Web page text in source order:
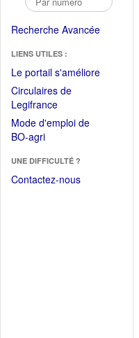
Recherche Avancée
LIENS UTILES :
Le portail s'améliore(Fichier
Circulaires de
Legifrance(Ouvrir
dans
une
fenêtre)
Mode d'emploi de
BO-agri(Ouvrir
une
nouvelle
UNE DIFFICULTÉ ?
Contactez-nous